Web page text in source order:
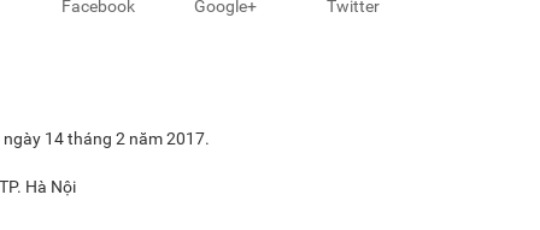
Facebook Google+ Twitter
14 tháng 2 năm 2017.
Hà Nội